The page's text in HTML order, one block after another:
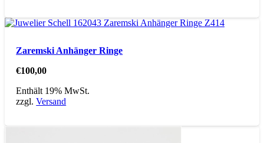
Zaremski Anhänger Ringe
€100,00
Enthält 19% MwSt.
zzgl.Versand